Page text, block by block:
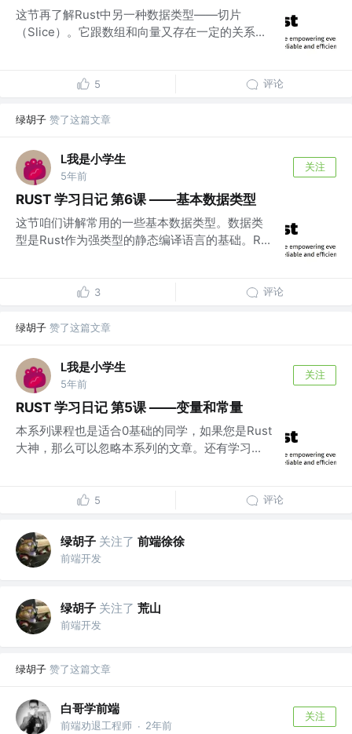
这节再了解Rust中另一种数据类型——切片
（Slice）。它跟数组和向量又存在一定的关系...
5 评论
绿胡子 赞了这篇文章
L我是小学生
5年前
关注
RUST 学习日记 第6课 ——基本数据类型
这节咱们讲解常用的一些基本数据类型。数据类
型是Rust作为强类型的静态编译语言的基础。R...
3 评论
绿胡子 赞了这篇文章
L我是小学生
5年前
关注
RUST 学习日记 第5课 ——变量和常量
本系列课程也是适合0基础的同学，如果您是Rust
大神，那么可以忽略本系列的文章。还有学习...
5 评论
绿胡子 关注了 前端徐徐
前端开发
绿胡子 关注了 荒山
前端开发
绿胡子 赞了这篇文章
白哥学前端
前端劝退工程师 · 2年前
关注